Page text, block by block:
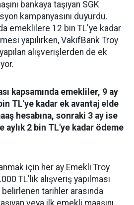
bankaya taşıyan SGK
kampanyasını duyurdu.
emeklilere 12 bin TL'ye kadar
yapılırken, VakıfBank Troy
alışverişlerden de ek
kapsamında emekliler, 9 ay
TL'ye kadar ek avantaj elde
hesabına, sonraki 3 ay ise
aylık 2 bin TL'ye kadar ödeme
için her ay Emekli Troy
TL'lik alışveriş yapılması
tarihler arasında
veya ilk emekli maaşını